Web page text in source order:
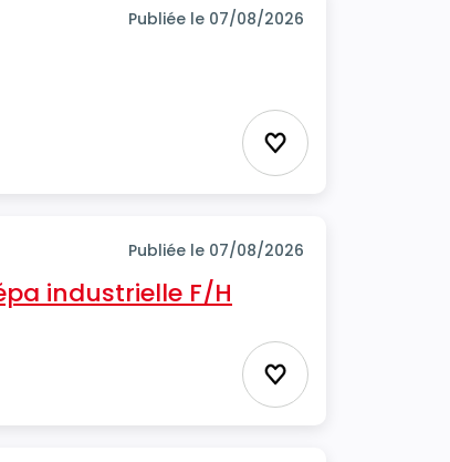
Publiée le 07/08/2026
Ajouter aux
Publiée le 07/08/2026
industrielle F/H
Ajouter aux